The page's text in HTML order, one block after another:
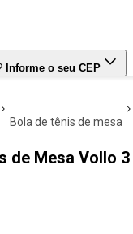
Informe o seu CEP
bola de tênis de mesa
de Mesa Vollo